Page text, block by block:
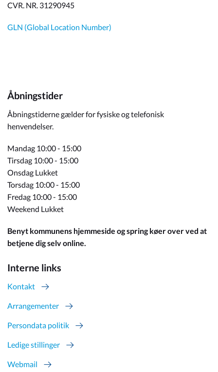
CVR. NR. 31290945
GLN (Global Location Number)
Åbningstider
Åbningstiderne gælder for fysiske og telefonisk
henvendelser.
Mandag 10:00 - 15:00
Tirsdag 10:00 - 15:00
Onsdag Lukket
Torsdag 10:00 - 15:00
Fredag 10:00 - 15:00
Weekend Lukket
Benyt kommunens hjemmeside og spring køer over ved at
betjene dig selv online.
Interne links
Kontakt
Arrangementer
Persondata politik
Ledige stillinger
Webmail